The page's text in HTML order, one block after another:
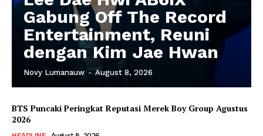
Gabung Off The Record
Entertainment, Reuni
dengan Kim Jae Hwan
Novy Lumanauw - August 8, 2026
BTS Puncaki Peringkat Reputasi Merek Boy Group Agustus
2026